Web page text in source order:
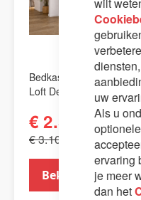
uw
Als u
ervaring
je meer
dan het
Bedkast / opklapbed
Loft Deluxe.
€ 2.345,00
€ 3.109,00
Bekijk product